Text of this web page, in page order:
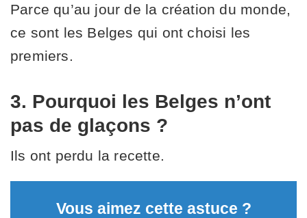
Parce qu’au jour de la création du monde,
ce sont les Belges qui ont choisi les
premiers.
3. Pourquoi les Belges n’ont
pas de glaçons ?
Ils ont perdu la recette.
Vous aimez cette astuce ?